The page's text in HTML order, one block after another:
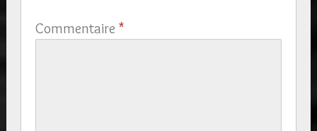
Commentaire *